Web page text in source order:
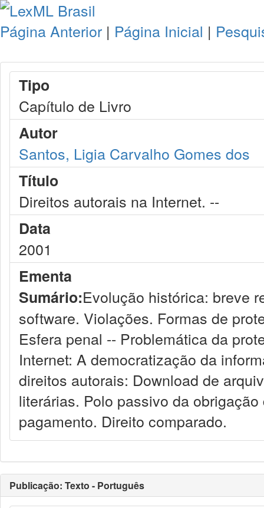
Página Anterior | Página Inicial |
Tipo
Capítulo de Livro
Autor
Santos, Ligia Carvalho Gomes dos
Título
Direitos autorais na Internet. --
Data
2001
Ementa
Sumário:Evolução histórica: breve
software. Violações. Formas de
Esfera penal -- Problemática da
Internet: A democratização da
direitos autorais: Download de
literárias. Polo passivo da
pagamento. Direito comparado.
Publicação: Texto - Português